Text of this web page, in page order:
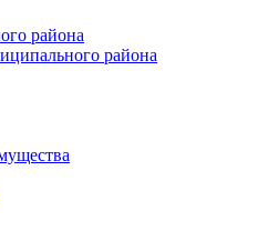
района
района